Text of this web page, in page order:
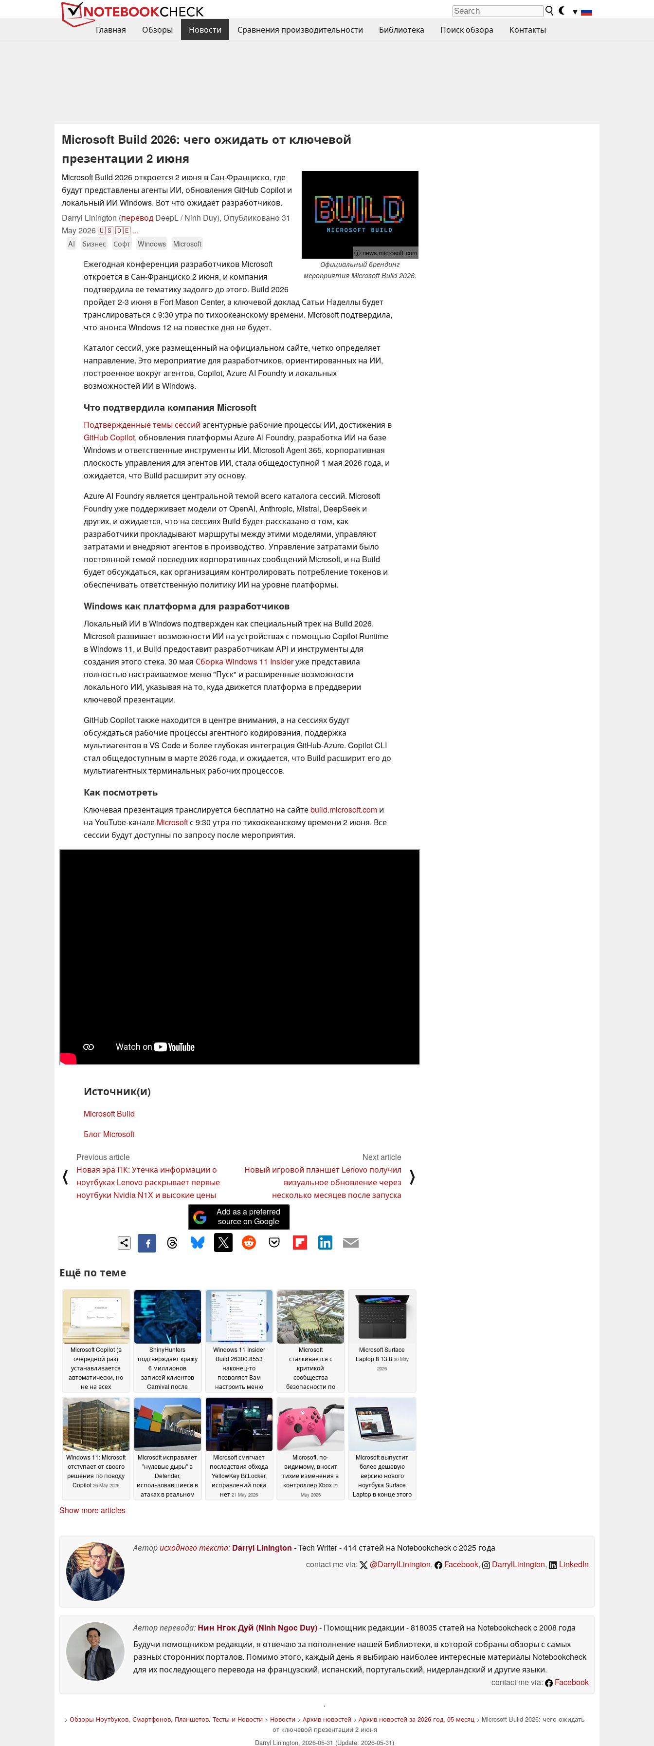
▼
Главная
Обзоры Новости Сравнения производительности Библиотека Поиск обзора Контакты
Microsoft Build 2026: чего ожидать от ключевой
презентации 2 июня
ⓘ news.microsoft.com
Официальный брендинг
мероприятия Microsoft Build 2026.
Microsoft Build 2026 откроется 2 июня в Сан-Франциско, где
будут представлены агенты ИИ, обновления GitHub Copilot и
локальный ИИ Windows. Вот что ожидает разработчиков.
Darryl Linington (перевод DeepL / Ninh Duy), Опубликовано 31
May 2026🇺🇸🇩🇪 ...
AI бизнес Софт Windows Microsoft
Ежегодная конференция разработчиков Microsoft
откроется в Сан-Франциско 2 июня, и компания
подтвердила ее тематику задолго до этого. Build 2026
пройдет 2-3 июня в Fort Mason Center, а ключевой доклад Сатьи Наделлы будет
транслироваться с 9:30 утра по тихоокеанскому времени. Microsoft подтвердила,
что анонса Windows 12 на повестке дня не будет.
Каталог сессий, уже размещенный на официальном сайте, четко определяет
направление. Это мероприятие для разработчиков, ориентированных на ИИ,
построенное вокруг агентов, Copilot, Azure AI Foundry и локальных
возможностей ИИ в Windows.
Что подтвердила компания Microsoft
Подтвержденные темы сессий агентурные рабочие процессы ИИ, достижения в
GitHub Copilot, обновления платформы Azure AI Foundry, разработка ИИ на базе
Windows и ответственные инструменты ИИ. Microsoft Agent 365, корпоративная
плоскость управления для агентов ИИ, стала общедоступной 1 мая 2026 года, и
ожидается, что Build расширит эту основу.
Azure AI Foundry является центральной темой всего каталога сессий. Microsoft
Foundry уже поддерживает модели от OpenAI, Anthropic, Mistral, DeepSeek и
других, и ожидается, что на сессиях Build будет рассказано о том, как
разработчики прокладывают маршруты между этими моделями, управляют
затратами и внедряют агентов в производство. Управление затратами было
постоянной темой последних корпоративных сообщений Microsoft, и на Build
будет обсуждаться, как организациям контролировать потребление токенов и
обеспечивать ответственную политику ИИ на уровне платформы.
Windows как платформа для разработчиков
Локальный ИИ в Windows подтвержден как специальный трек на Build 2026.
Microsoft развивает возможности ИИ на устройствах с помощью Copilot Runtime
в Windows 11, и Build предоставит разработчикам API и инструменты для
создания этого стека. 30 мая Сборка Windows 11 Insiderуже представила
полностью настраиваемое меню "Пуск" и расширенные возможности
локального ИИ, указывая на то, куда движется платформа в преддверии
ключевой презентации.
GitHub Copilot также находится в центре внимания, а на сессиях будут
обсуждаться рабочие процессы агентного кодирования, поддержка
мультиагентов в VS Code и более глубокая интеграция GitHub-Azure. Copilot CLI
стал общедоступным в марте 2026 года, и ожидается, что Build расширит его до
мультиагентных терминальных рабочих процессов.
Как посмотреть
Ключевая презентация транслируется бесплатно на сайтеbuild.microsoft.com и
на YouTube-канале Microsoftс 9:30 утра по тихоокеанскому времени 2 июня. Все
сессии будут доступны по запросу после мероприятия.
Источник(и)
Microsoft Build
Блог Microsoft
⟨
Previous article
Новая эра ПК: Утечка информации о
ноутбуках Lenovo раскрывает первые
ноутбуки Nvidia N1X и высокие цены
Next article
Новый игровой планшет Lenovo получил
визуальное обновление через
несколько месяцев после запуска
⟩
Add as a preferred
source on Google
Ещё по теме
Microsoft Copilot (в
очередной раз)
устанавливается
автоматически, но
не на всех
Windows 1122 June 2026
ShinyHunters
подтверждает кражу
6 миллионов
записей клиентов
Carnival после
02 June 2026
Windows 11 Insider
Build 26300.8553
наконец-то
позволяет Вам
настроить меню
01 June 2026
Microsoft
сталкивается с
критикой
сообщества
безопасности по
30 May 2026
Microsoft Surface
Laptop 8 13.8 30 May
2026
Windows 11: Microsoft
отступает от своего
решения по поводу
Copilot 26 May 2026
Microsoft исправляет
"нулевые дыры" в
Defender,
использовавшиеся в
атаках в реальном
Microsoft смягчает
последствия обхода
YellowKey BitLocker,
исправлений пока
нет 21 May 2026
Microsoft, по-
видимому, вносит
тихие изменения в
контроллер Xbox 21
May 2026
Microsoft выпустит
более дешевую
версию нового
ноутбука Surface
Laptop в конце этого
Show more articles
Авторисходного текста: Darryl Linington - Tech Writer- 414 статей на Notebookcheckc 2025 года
contact me via:
@DarrylLinington, Facebook, DarrylLinington, LinkedIn
Автор перевода: Нин Нгок Дуй (Ninh Ngoc Duy)- Помощник редакции - 818035 статей на Notebookcheckc 2008 года
Будучи помощником редакции, я отвечаю за пополнение нашей Библиотеки, в которой собраны обзоры с самых
разных сторонних порталов. Помимо этого, каждый день я выбираю наиболее интересные материалы Notebookcheck
для их последующего перевода на французский, испанский, португальский, нидерландский и другие языки.
contact me via:
Facebook
'
> Обзоры Ноутбуков, Смартфонов, Планшетов. Тесты и Новости > Новости > Архив новостей > Архив новостей за 2026 год, 05 месяц > Microsoft Build 2026: чего ожидать
от ключевой презентации 2 июня
Darryl Linington, 2026-05-31 (Update: 2026-05-31)